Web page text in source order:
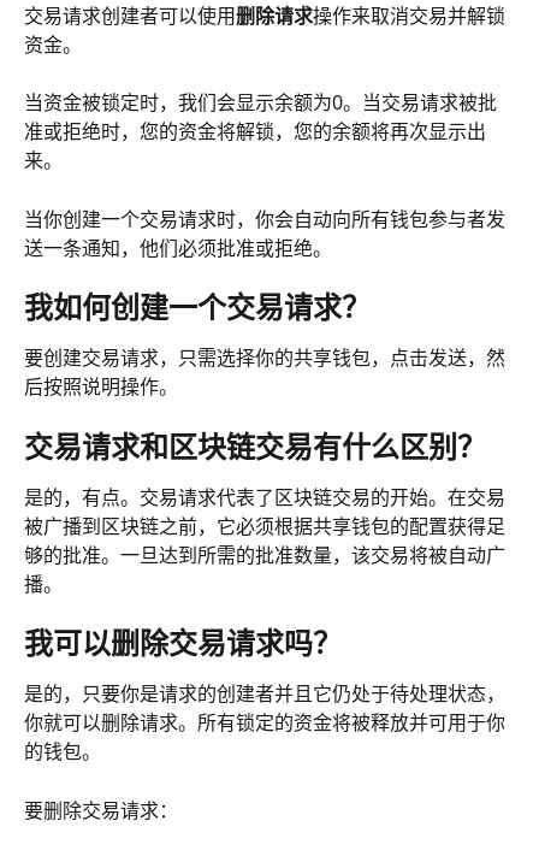
交易请求创建者可以使用删除请求操作来取消交易并解锁
资金。
当资金被锁定时，我们会显示余额为0。当交易请求被批
准或拒绝时，您的资金将解锁，您的余额将再次显示出
来。
当你创建一个交易请求时，你会自动向所有钱包参与者发
送一条通知，他们必须批准或拒绝。
我如何创建一个交易请求？
要创建交易请求，只需选择你的共享钱包，点击发送，然
后按照说明操作。
交易请求和区块链交易有什么区别？
是的，有点。交易请求代表了区块链交易的开始。在交易
被广播到区块链之前，它必须根据共享钱包的配置获得足
够的批准。一旦达到所需的批准数量，该交易将被自动广
播。
我可以删除交易请求吗？
是的，只要你是请求的创建者并且它仍处于待处理状态，
你就可以删除请求。所有锁定的资金将被释放并可用于你
的钱包。
要删除交易请求：